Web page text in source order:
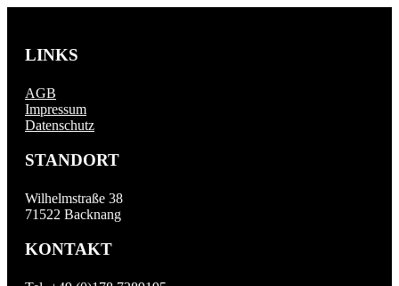
LINKS
AGB
Impressum
Datenschutz
STANDORT
Wilhelmstraße 38
71522 Backnang
KONTAKT